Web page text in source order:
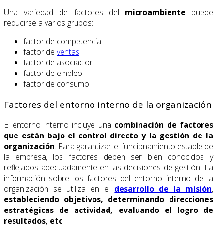
Una variedad de factores del microambiente puede
reducirse a varios grupos:
factor de competencia
factor de ventas
factor de asociación
factor de empleo
factor de consumo
Factores del entorno interno de la organización
El entorno interno incluye una combinación de factores
que están bajo el control directo y la gestión de la
organización. Para garantizar el funcionamiento estable de
la empresa, los factores deben ser bien conocidos y
reflejados adecuadamente en las decisiones de gestión. La
información sobre los factores del entorno interno de la
organización se utiliza en el desarrollo de la misión,
estableciendo objetivos, determinando direcciones
estratégicas de actividad, evaluando el logro de
resultados, etc.